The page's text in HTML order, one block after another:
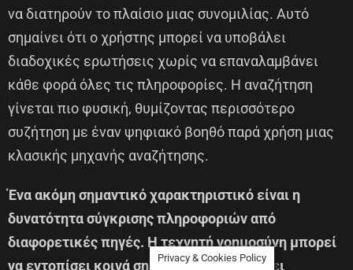
να διατηρούν το πλαίσιο μιας συνομιλίας. Αυτό
σημαίνει ότι ο χρήστης μπορεί να υποβάλει
διαδοχικές ερωτήσεις χωρίς να επαναλαμβάνει
κάθε φορά όλες τις πληροφορίες. Η αναζήτηση
γίνεται πιο φυσική, θυμίζοντας περισσότερο
συζήτηση με έναν ψηφιακό βοηθό παρά χρήση μιας
κλασικής μηχανής αναζήτησης.
Ένα ακόμη σημαντικό χαρακτηριστικό είναι η
δυνατότητα σύγκρισης πληροφοριών από
διαφορετικές πηγές. Η τεχνητή νοημοσύνη μπορεί
να εντοπίσει κοινά σημεία, να παρουσιάσει
Privacy & Cookies Policy